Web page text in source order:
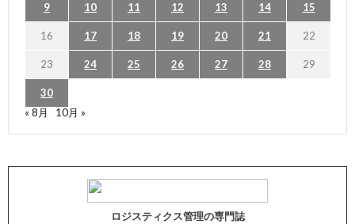
9 10 11 12 13 14 15
16 17 18 19 20 21 22
23 24 25 26 27 28 29
30
« 8月
10月 »
ロジスティクス管理の専門誌